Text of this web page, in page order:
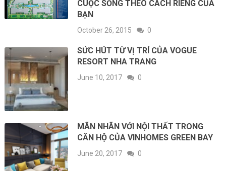
CUỘC SỐNG THEO CÁCH RIÊNG CỦA
BẠN
October 26, 2015 0
SỨC HÚT TỪ VỊ TRÍ CỦA VOGUE
RESORT NHA TRANG
June 10, 2017 0
MÃN NHÃN VỚI NỘI THẤT TRONG
CĂN HỘ CỦA VINHOMES GREEN BAY
June 20, 2017 0